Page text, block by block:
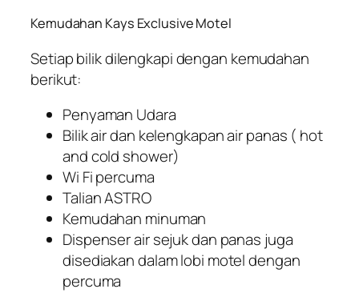
Kemudahan Kays Exclusive Motel
Setiap bilik dilengkapi dengan kemudahan
berikut:
Penyaman Udara
Bilik air dan kelengkapan air panas ( hot
and cold shower)
Wi Fi percuma
Talian ASTRO
Kemudahan minuman
Dispenser air sejuk dan panas juga
disediakan dalam lobi motel dengan
percuma